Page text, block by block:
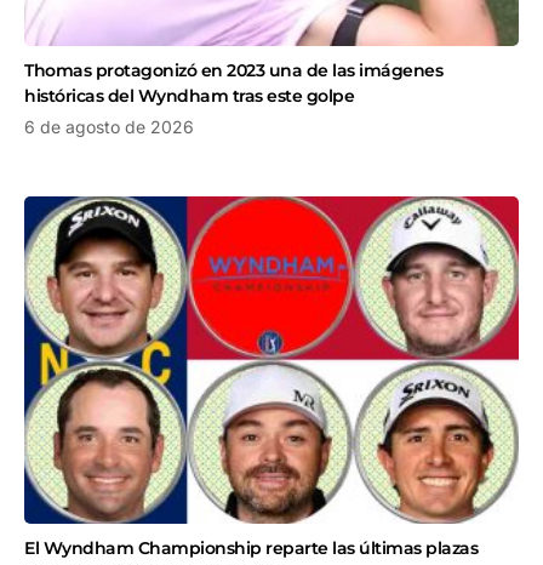
Thomas protagonizó en 2023 una de las imágenes
históricas del Wyndham tras este golpe
6 de agosto de 2026
El Wyndham Championship reparte las últimas plazas